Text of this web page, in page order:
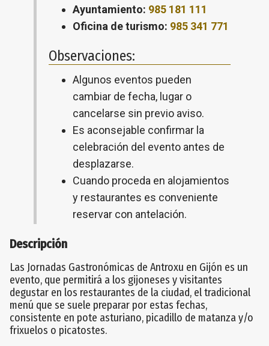
Ayuntamiento: 985 181 111
Oficina de turismo: 985 341 771
Observaciones:
Algunos eventos pueden
cambiar de fecha, lugar o
cancelarse sin previo aviso.
Es aconsejable confirmar la
celebración del evento antes de
desplazarse.
Cuando proceda en alojamientos
y restaurantes es conveniente
reservar con antelación.
Descripción
Las Jornadas Gastronómicas de Antroxu en Gijón es un
evento, que permitirá a los gijoneses y visitantes
degustar en los restaurantes de la ciudad, el tradicional
menú que se suele preparar por estas fechas,
consistente en pote asturiano, picadillo de matanza y/o
frixuelos o picatostes.